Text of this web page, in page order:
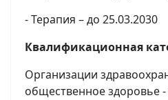
- Терапия – до 25.03.2030
Квалификационная
Организации
общественное здоровье